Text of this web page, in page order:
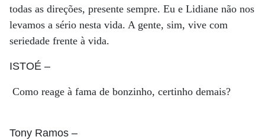
todas as direções, presente sempre. Eu e Lidiane não nos
levamos a sério nesta vida. A gente, sim, vive com
seriedade frente à vida.
ISTOÉ –
Como reage à fama de bonzinho, certinho demais?
Tony Ramos –